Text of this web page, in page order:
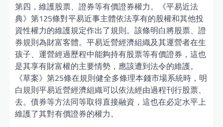
第四，維護股票、證券等有價證券權力。《平易近法
典》第125條對平易近事主體依法享有的股權和其他投
資性權力的維護規定作出了規則。該條明白將股票、證
券規則為財富客體。平易近營經濟組織及其運營者在生
孩子、運營經過歷程中能夠持有股票等有價證券，這也
是其享有財富權的主要情勢，應該遭到法令的維護。
《草案》第25條在規則健全多條理本錢市場系統時，明
白規則平易近營經濟組織可以依法經由過程刊行股票、
去。債券等方法同等取得直接融資，這也在必定水平上
維護了其對有價證券的權力。